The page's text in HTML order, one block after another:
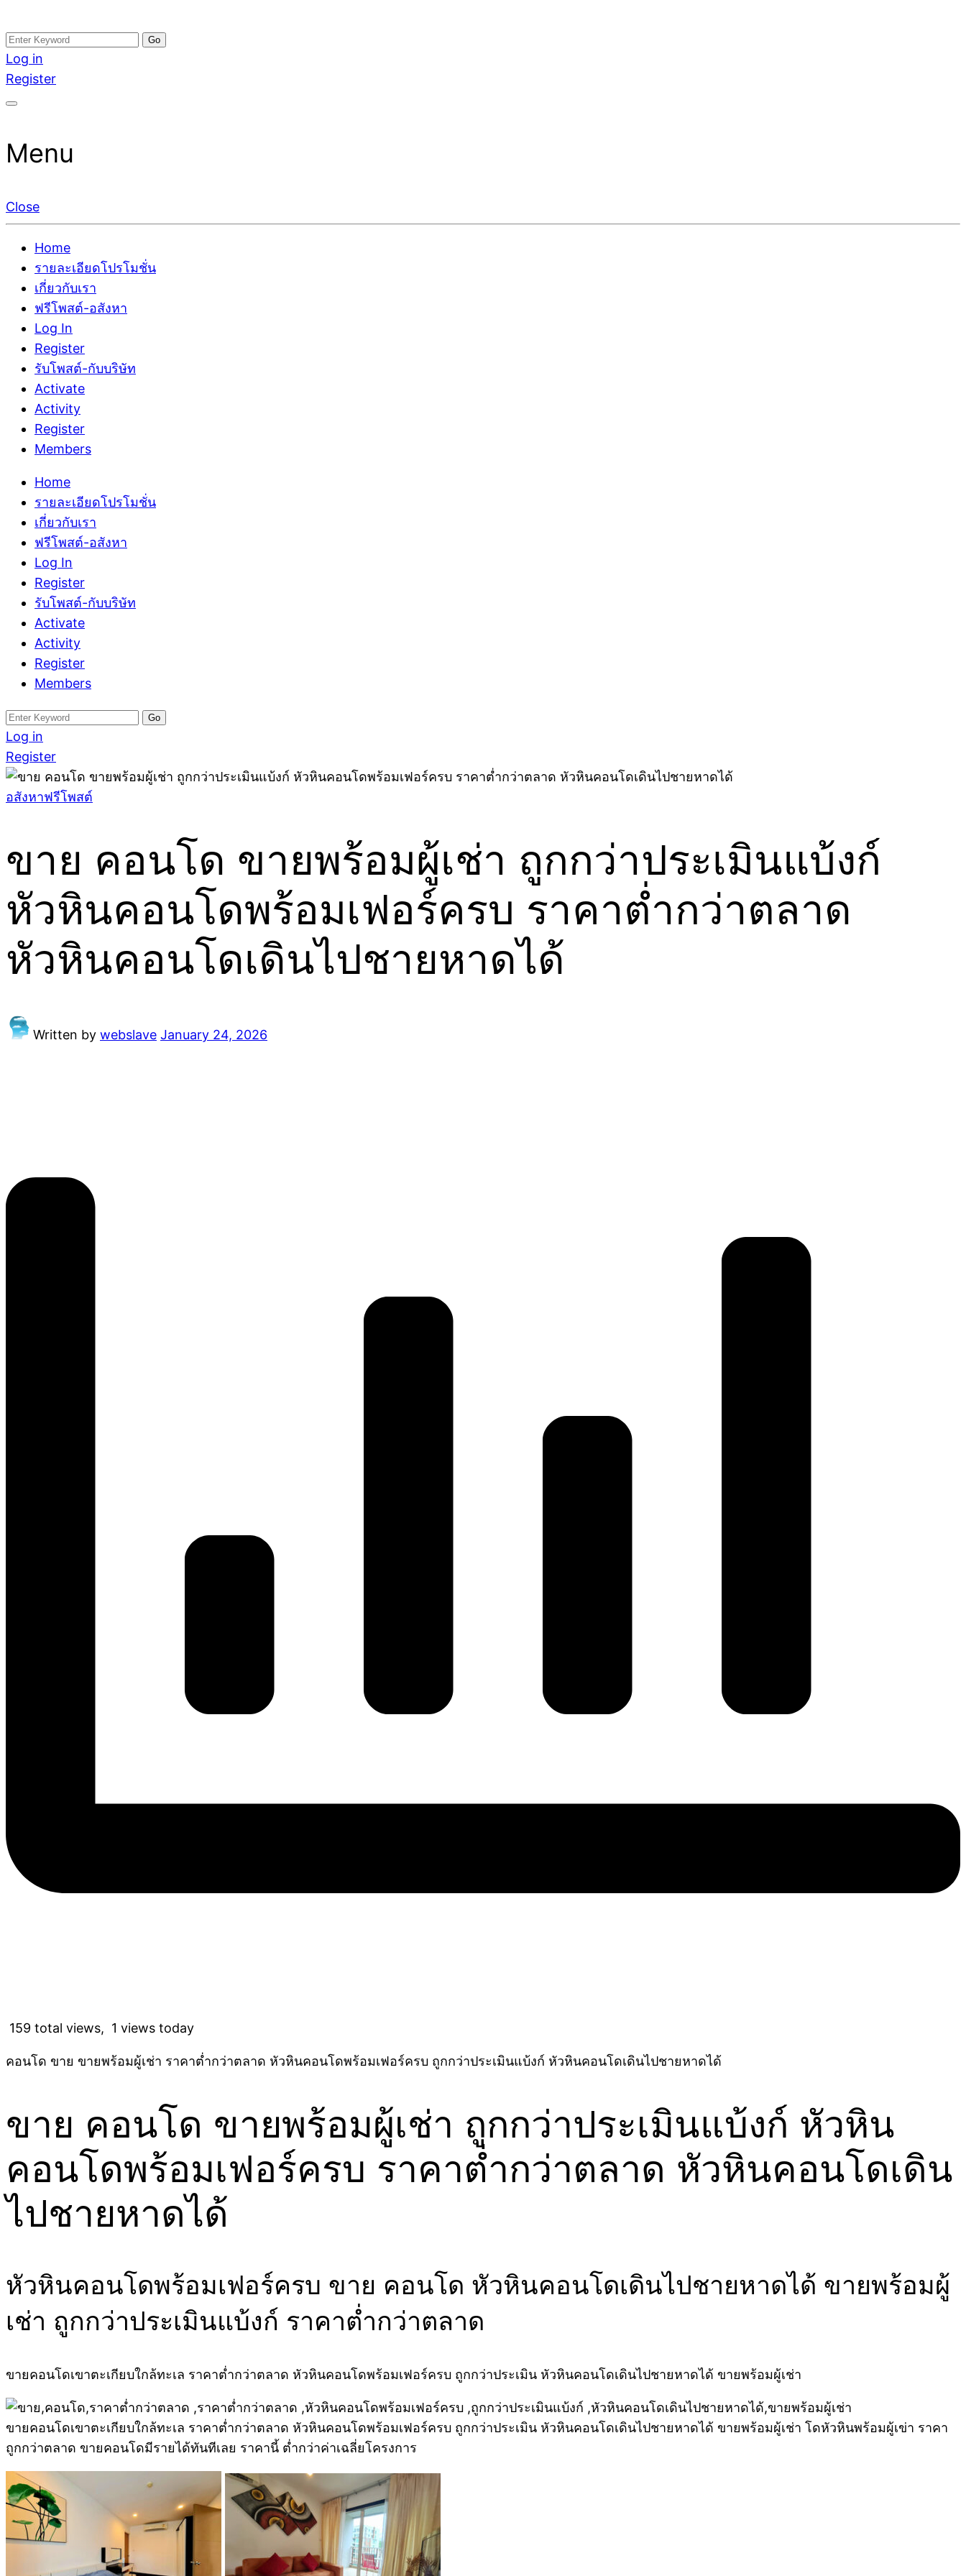
Skip
to
content
อสังหาโพสต์ รีวิวเยอะ รับจ้างโพสต์ขายบ้าน รับจ้างโพสต์อสังหา แตกต่างอย่างตั้งใจ รับรองผล อันดับ1 การโพสต์ขายอสังหา กับทีมงานบริษัท บ้าน ที่ดิน คอนโด
ติดGoogleหน้าแรกได้จริงๆ ใน 7 วัน
รับจ้างโพสอสังหา ขายบ้าน อสังหาโพสต์ เชื่อถือได้จริง รับโพสต์ ที่ดิน กับทีมงานบริษัท ถูกและดีที่สุด ไม่มีค่านายหน้า ขายได้จริงๆ ช่วยสร้างโอกาสในการขายได้มากกว่า ที่
เดียว ที่กล้าการันตีผลงาน ประสบการณ์กว่า20ปี ทีมงานมืออาชีพ ช่วยคุณขายบ้านมานาน ตัวจริง
Search
for:
Log in
Register
Menu
Close
Home
รายละเอียดโปรโมชั่น
เกี่ยวกับเรา
ฟรีโพสต์-อสังหา
Log In
Register
รับโพสต์-กับบริษัท
Activate
Activity
Register
Members
Home
รายละเอียดโปรโมชั่น
เกี่ยวกับเรา
ฟรีโพสต์-อสังหา
Log In
Register
รับโพสต์-กับบริษัท
Activate
Activity
Register
Members
Search
for:
Log in
Register
อสังหาฟรีโพสต์
ขาย คอนโด ขายพร้อมผู้เช่า ถูกกว่าประเมินแบ้งก์
หัวหินคอนโดพร้อมเฟอร์ครบ ราคาต่ำกว่าตลาด
หัวหินคอนโดเดินไปชายหาดได้
Written by webslave January 24, 2026
159 total views, 1 views today
คอนโด ขาย ขายพร้อมผู้เช่า ราคาต่ำกว่าตลาด หัวหินคอนโดพร้อมเฟอร์ครบ ถูกกว่าประเมินแบ้งก์ หัวหินคอนโดเดินไปชายหาดได้
ขาย คอนโด ขายพร้อมผู้เช่า ถูกกว่าประเมินแบ้งก์ หัวหิน
คอนโดพร้อมเฟอร์ครบ ราคาต่ำกว่าตลาด หัวหินคอนโดเดิน
ไปชายหาดได้
หัวหินคอนโดพร้อมเฟอร์ครบ ขาย คอนโด หัวหินคอนโดเดินไปชายหาดได้ ขายพร้อมผู้
เช่า ถูกกว่าประเมินแบ้งก์ ราคาต่ำกว่าตลาด
ขายคอนโดเขาตะเกียบใกล้ทะเล ราคาต่ำกว่าตลาด หัวหินคอนโดพร้อมเฟอร์ครบ ถูกกว่าประเมิน หัวหินคอนโดเดินไปชายหาดได้ ขายพร้อมผู้เช่า
ขายคอนโดเขาตะเกียบใกล้ทะเล ราคาต่ำกว่าตลาด หัวหินคอนโดพร้อมเฟอร์ครบ ถูกกว่าประเมิน หัวหินคอนโดเดินไปชายหาดได้ ขายพร้อมผู้เช่า โดหัวหินพร้อมผู้เข่า ราคา
ถูกกว่าตลาด ขายคอนโดมีรายได้ทันทีเลย ราคานี้ ต่ำกว่าค่าเฉลี่ยโครงการ